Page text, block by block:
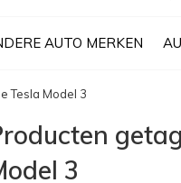
AUTO MERKEN
Tesla Model 3
3